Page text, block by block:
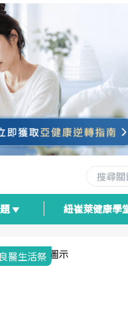
紐崔萊健康學
與健康韌性的距離